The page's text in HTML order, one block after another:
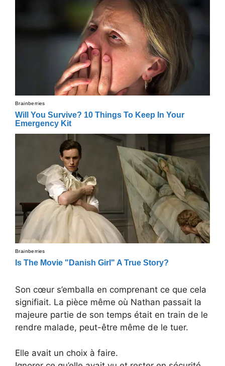
Son cœur s’emballa en comprenant ce que cela
signifiait. La pièce même où Nathan passait la
majeure partie de son temps était en train de le
rendre malade, peut-être même de le tuer.
Elle avait un choix à faire.